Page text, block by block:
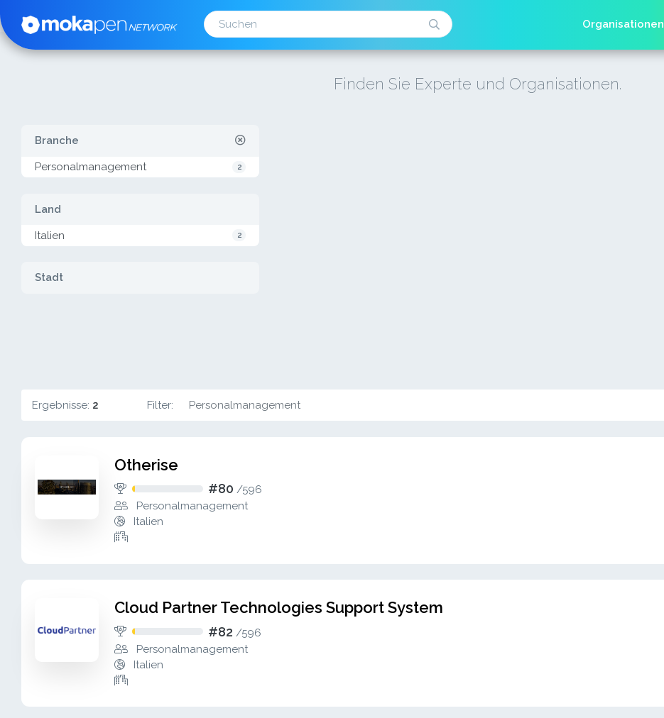
Organisationen
Finden Sie Experte und Organisationen.
Branche
Personalmanagement 2
Land
Italien 2
Stadt
Ergebnisse: 2 Filter: Personalmanagement
Otherise
#80 /596
Personalmanagement
Italien
Cloud Partner Technologies Support System
#82 /596
Personalmanagement
Italien